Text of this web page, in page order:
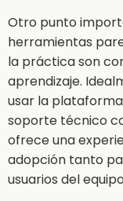
Otro punto
herramientas
la práctica son
aprendizaje.
usar la
soporte técnico
ofrece una
adopción tanto
usuarios del